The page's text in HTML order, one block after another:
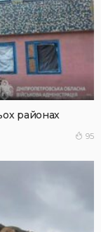
районах
95